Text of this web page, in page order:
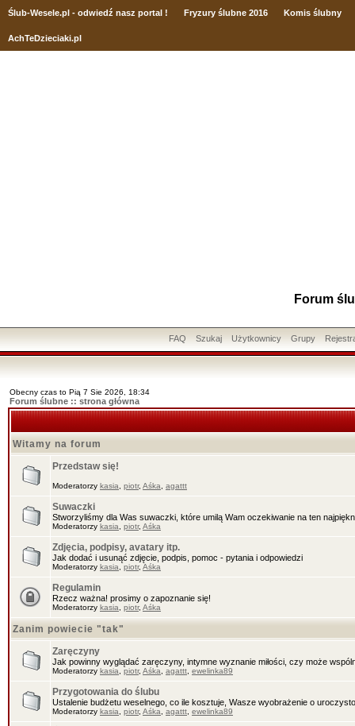
Ślub-Wesele.pl - odwiedź nasz portal ! Fryzury ślubne 2016 Komis ślubny
AchTeDzieciaki.pl
Forum
FAQ Szukaj Użytkownicy Grupy
Obecny czas to Pią 7 Sie 2026, 18:34
Forum ślubne :: strona główna
Witamy na forum
Przedstaw się!
Moderatorzy kasia piotr, Aśka agattt
Suwaczki
Stworzyliśmy dla Was suwaczki, które umilą Wam oczekiwanie na ten
Moderatorzy kasia piotr, Aśka
Zdjęcia, podpisy, avatary itp.
Jak dodać i usunąć zdjęcie, podpis, pomoc - pytania i odpowiedzi
Moderatorzy kasia piotr, Aśka
Regulamin
Rzecz ważna! prosimy o zapoznanie się!
Moderatorzy kasia piotr, Aśka
Zanim powiecie "tak"
Zaręczyny
Jak powinny wyglądać zaręczyny, intymne wyznanie miłości, czy może
Moderatorzy kasia piotr, Aśka agattt ewelinka89
Przygotowania do ślubu
Ustalenie budżetu weselnego, co ile kosztuje, Wasze wyobrażenie o
Moderatorzy kasia piotr, Aśka agattt ewelinka89